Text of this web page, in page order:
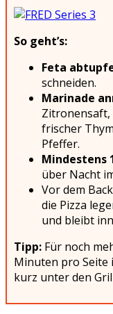
So geht’s:
Feta
schneiden.
Marinade
Zitronensaft,
frischer
Pfeffer.
Mindestens
über Nacht
Vor dem
die Pizza
und bleibt
Tipp: Für noch
Minuten pro Seite
kurz unter den